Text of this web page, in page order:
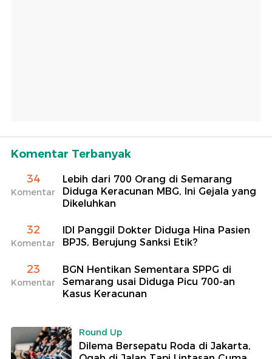
Komentar Terbanyak
34
Komentar
Lebih dari 700 Orang di Semarang
Diduga Keracunan MBG, Ini Gejala yang
Dikeluhkan
32
Komentar
IDI Panggil Dokter Diduga Hina Pasien
BPJS, Berujung Sanksi Etik?
23
Komentar
BGN Hentikan Sementara SPPG di
Semarang usai Diduga Picu 700-an
Kasus Keracunan
Round Up
Dilema Bersepatu Roda di Jakarta,